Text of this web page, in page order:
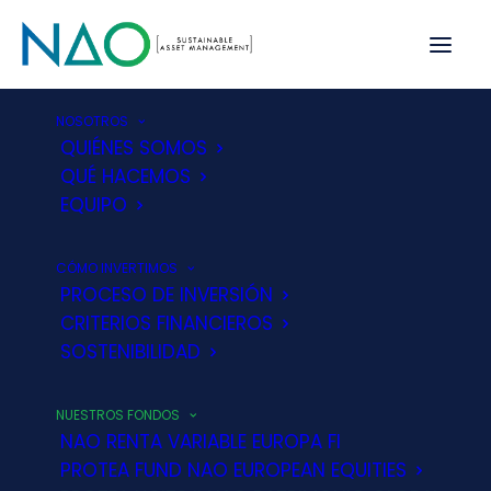
NOSOTROS
QUIÉNES SOMOS
QUÉ HACEMOS
EQUIPO
CÓMO INVERTIMOS
PROCESO DE INVERSIÓN
CRITERIOS FINANCIEROS
SOSTENIBILIDAD
NUESTROS FONDOS
NAO RENTA VARIABLE EUROPA FI
PROTEA FUND NAO EUROPEAN EQUITIES
Protea UCITS
II NAO